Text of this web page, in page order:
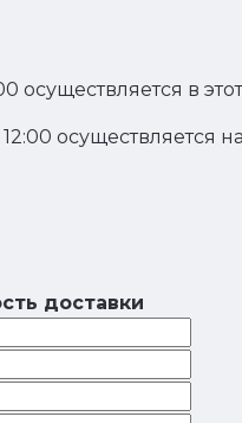
осуществляется в
доставки